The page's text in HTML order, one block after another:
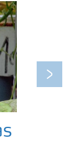
Next